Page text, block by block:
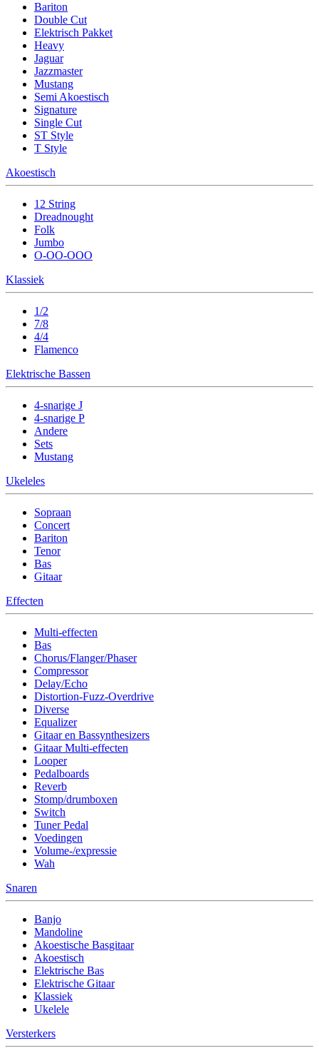
Bariton
Double Cut
Elektrisch Pakket
Heavy
Jaguar
Jazzmaster
Mustang
Semi Akoestisch
Signature
Single Cut
ST Style
T Style
Akoestisch
12 String
Dreadnought
Folk
Jumbo
O-OO-OOO
Klassiek
1/2
7/8
4/4
Flamenco
Elektrische Bassen
4-snarige J
4-snarige P
Andere
Sets
Mustang
Ukeleles
Sopraan
Concert
Bariton
Tenor
Bas
Gitaar
Effecten
Multi-effecten
Bas
Chorus/Flanger/Phaser
Compressor
Delay/Echo
Distortion-Fuzz-Overdrive
Diverse
Equalizer
Gitaar en Bassynthesizers
Gitaar Multi-effecten
Looper
Pedalboards
Reverb
Stomp/drumboxen
Switch
Tuner Pedal
Voedingen
Volume-/expressie
Wah
Snaren
Banjo
Mandoline
Akoestische Basgitaar
Akoestisch
Elektrische Bas
Elektrische Gitaar
Klassiek
Ukelele
Versterkers